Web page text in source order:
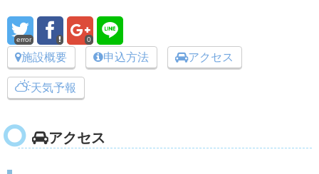
error 0
施設概要 申込方法 アクセス
天気予報
アクセス